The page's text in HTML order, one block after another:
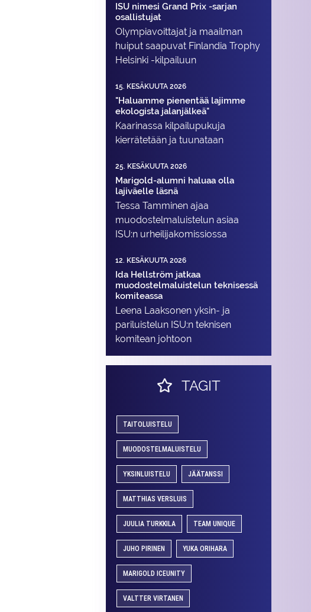
ISU nimesi Grand Prix -sarjan
osallistujat
Olympiavoittajat ja maailman
huiput saapuvat Finlandia Trophy
Helsinki -kilpailuun
15. KESÄKUUTA 2026
"Haluamme pienentää lajimme
ekologista jalanjälkeä"
Kaarinassa kilpailupukuja
kierrätetään ja tuunataan
25. KESÄKUUTA 2026
Marigold-alumni haluaa olla
lajiväelle läsnä
Tessa Tamminen ajaa
muodostelma­luistelun asiaa
ISU:n urheilija­komissiossa
12. KESÄKUUTA 2026
Ida Hellström jatkaa
muodostelmaluistelun teknisessä
komiteassa
Leena Laaksonen yksin- ja
pariluistelun ISU:n teknisen
komitean johtoon
TAGIT
TAITOLUISTELU
MUODOSTELMALUISTELU
YKSINLUISTELU JÄÄTANSSI
MATTHIAS VERSLUIS
JUULIA TURKKILA TEAM UNIQUE
JUHO PIRINEN YUKA ORIHARA
MARIGOLD ICEUNITY
VALTTER VIRTANEN